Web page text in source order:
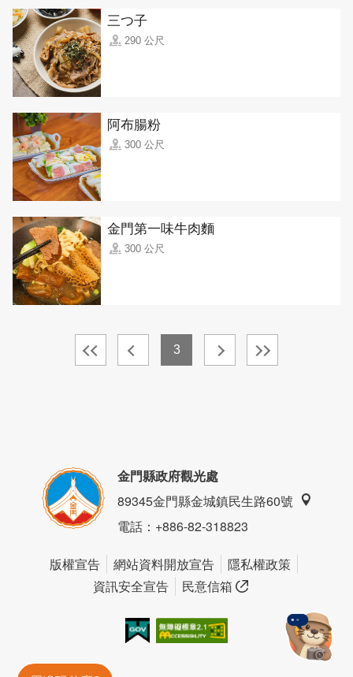
三つ子
290 公尺
阿布腸粉
300 公尺
金門第一味牛肉麵
300 公尺
3
金門縣政府觀光處
89345金門縣金城鎮民生路60號
電話：+886-82-318823
版權宣告 網站資料開放宣告
隱私權政策
資訊安全宣告
民意信箱